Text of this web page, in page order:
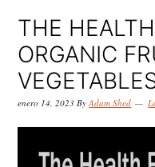
o
p
r
i
m
o
m
a
i
n
o
p
r
i
m
THE
ORGANIC
enero 14, 2023 ByAdam Shed